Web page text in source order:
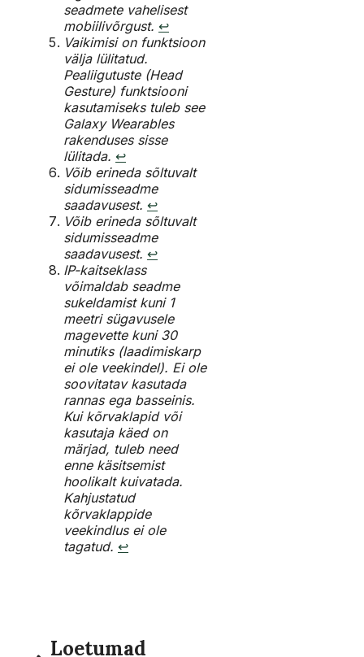
seadmete vahelisest
mobiilivõrgust. ↩︎
Vaikimisi on funktsioon
välja lülitatud.
Pealiigutuste (Head
Gesture) funktsiooni
kasutamiseks tuleb see
Galaxy Wearables
rakenduses sisse
lülitada. ↩︎
Võib erineda sõltuvalt
sidumisseadme
saadavusest. ↩︎
Võib erineda sõltuvalt
sidumisseadme
saadavusest. ↩︎
IP-kaitseklass
võimaldab seadme
sukeldamist kuni 1
meetri sügavusele
magevette kuni 30
minutiks (laadimiskarp
ei ole veekindel). Ei ole
soovitatav kasutada
rannas ega basseinis.
Kui kõrvaklapid või
kasutaja käed on
märjad, tuleb need
enne käsitsemist
hoolikalt kuivatada.
Kahjustatud
kõrvaklappide
veekindlus ei ole
tagatud. ↩︎
Loetumad